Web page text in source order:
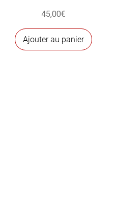
45,00€
Ajouter au panier